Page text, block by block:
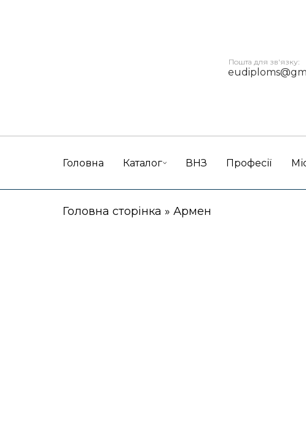
Пошта для зв'язку:
Головна Каталог ВНЗ Професії
Головна сторінка » Армен